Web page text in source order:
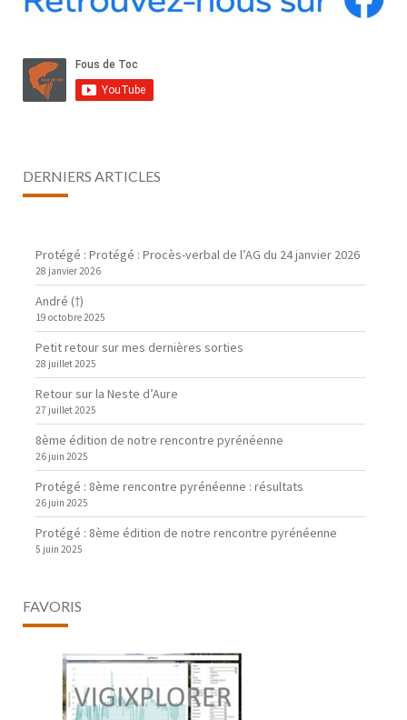
DERNIERS ARTICLES
Protégé : Protégé : Procès-verbal de l’AG du 24 janvier 2026
28 janvier 2026
André (†)
19 octobre 2025
Petit retour sur mes dernières sorties
28 juillet 2025
Retour sur la Neste d’Aure
27 juillet 2025
8ème édition de notre rencontre pyrénéenne
26 juin 2025
Protégé : 8ème rencontre pyrénéenne : résultats
26 juin 2025
Protégé : 8ème édition de notre rencontre pyrénéenne
5 juin 2025
FAVORIS